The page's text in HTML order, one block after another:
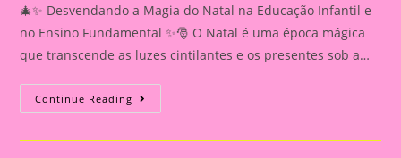
🎄✨ Desvendando a Magia do Natal na Educação Infantil e
no Ensino Fundamental ✨🎅 O Natal é uma época mágica
que transcende as luzes cintilantes e os presentes sob a…
Continue Reading Atividades
De